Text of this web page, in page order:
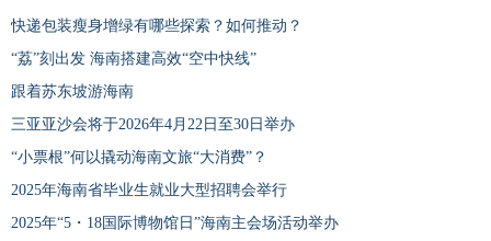
快递包装瘦身增绿有哪些探索？如何推动？
“荔”刻出发 海南搭建高效“空中快线”
跟着苏东坡游海南
三亚亚沙会将于2026年4月22日至30日举办
“小票根”何以撬动海南文旅“大消费”？
2025年海南省毕业生就业大型招聘会举行
2025年“5・18国际博物馆日”海南主会场活动举办